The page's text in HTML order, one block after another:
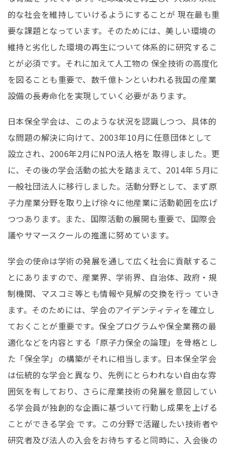
的な社会を維持していけるようにすることが 現在最も重
要な課題となっています。そのためには、美しい環境の
維持と劣化した環境の再生について体系的に研究するこ
とが必須です。それに加えて人工物の 保全技術の高度化
を図ることも重要で、数千億トンといわれる我国の産業
設備の長寿命化を実現していく必要があります。
日本保全学会は、このような状況を認識しつつ、具体的
な問題の解決に向けて、2003年10月に任意団体として
設立され、2006年2月にNPO法人格を 取得しました。更
に、その後の学会活動の拡大を踏まえて、2014年５月に
一般社団法人に移行しました。活動分野として、まず原
子力産業分野を取り上げ徐々に他産業に活動範囲を広げ
つつあります。また、国際活動の展開も重要で、国際会
議やサマースクールの推進に努めています。
学会の使命は学術の発展を通して広く社会に貢献するこ
とにありますので、産業界、学術界、自治体、政府・規
制機関、マスコミ等とも情報や見解の交換を行っ ていき
ます。そのためには、学会のアイデンティティを確立し
ておくことが重要です。保全プログラムや保全業務の最
適化などを内容とする「原子力保全の論理」を骨格とし
た「保全学」の構築がそれに相当します。日本保全学会
は伝統的な学会と異なり、先例にとらわれない自由な雰
囲気を有しており、さらに産業技術の発展を意図してい
る学会員が独創的な企画に基づいて行動し成果を上げる
ことができる学会 です。この分野で活躍したい技術者や
研究者及び法人の入会をお待ちすると同時に、入会後の